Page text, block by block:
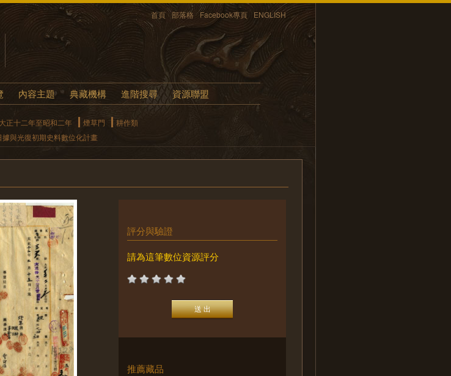
首頁 部落格 Facebook專頁 ENGLISH
內容主題 典藏機構 進階搜尋 資源聯盟
大正十二年至昭和二年 煙草門
耕作類
據與光復初期史料數位化計畫
評分與驗證
請為這筆數位資源評分
推薦藏品